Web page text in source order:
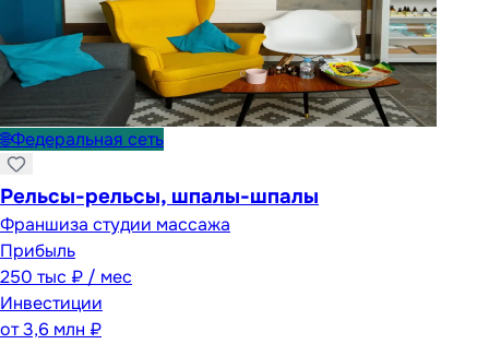
🌐Федеральная сеть
Рельсы-рельсы, шпалы-шпалы
Франшиза студии массажа
Прибыль
250 тыс ₽ / мес
Инвестиции
от3,6 млн ₽